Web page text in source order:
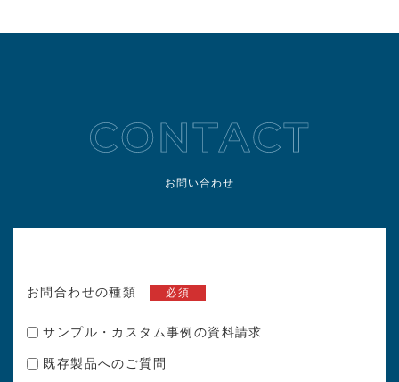
お問い合わせ
お問合わせの種類 必須
サンプル・カスタム事例の資料請求
既存製品へのご質問